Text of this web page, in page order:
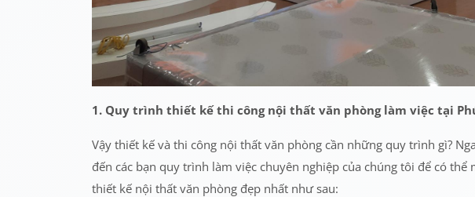
1. Quy trình thiết kế thi công nội thất văn phòng làm việc tại
Vậy thiết kế và thi công nội thất văn phòng cần những quy trình gì?
đến các bạn quy trình làm việc chuyên nghiệp của chúng tôi để có thể
thiết kế nội thất văn phòng đẹp nhất như sau: